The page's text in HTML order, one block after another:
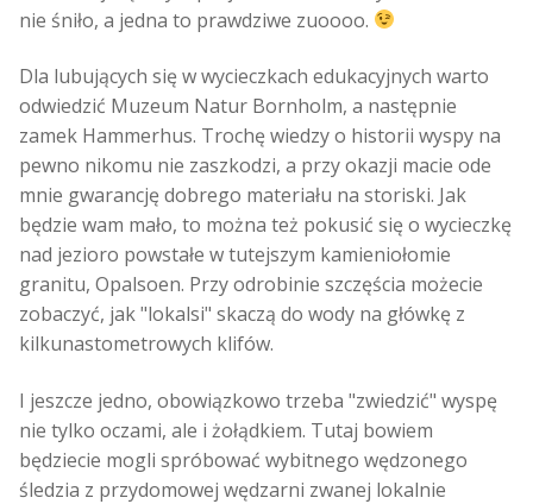
nie śniło, a jedna to prawdziwe zuoooo.
Dla lubujących się w wycieczkach edukacyjnych warto
odwiedzić Muzeum Natur Bornholm, a następnie
zamek Hammerhus. Trochę wiedzy o historii wyspy na
pewno nikomu nie zaszkodzi, a przy okazji macie ode
mnie gwarancję dobrego materiału na storiski. Jak
będzie wam mało, to można też pokusić się o wycieczkę
nad jezioro powstałe w tutejszym kamieniołomie
granitu, Opalsoen. Przy odrobinie szczęścia możecie
zobaczyć, jak "lokalsi" skaczą do wody na główkę z
kilkunastometrowych klifów.
I jeszcze jedno, obowiązkowo trzeba "zwiedzić" wyspę
nie tylko oczami, ale i żołądkiem. Tutaj bowiem
będziecie mogli spróbować wybitnego wędzonego
śledzia z przydomowej wędzarni zwanej lokalnie